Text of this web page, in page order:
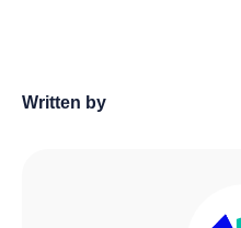
Written by